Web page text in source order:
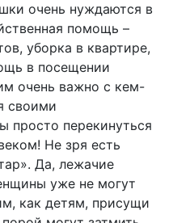
очень нуждаются в
помощь –
уборка в квартире,
в посещении
очень важно с кем-
своими
просто перекинуться
Не зря есть
Да, лежачие
уже не могут
как детям, присущи